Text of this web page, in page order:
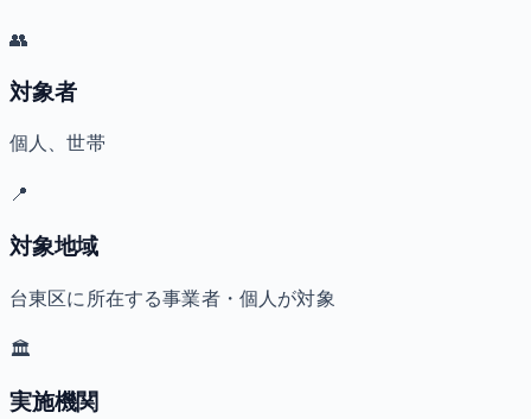
👥
対象者
個人、世帯
📍
対象地域
台東区に所在する事業者・個人が対象
🏛️
実施機関